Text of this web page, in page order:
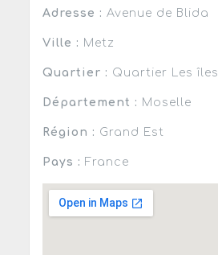
Adresse : Avenue de Blida
Ville : Metz
Quartier : Quartier Les îles
Département : Moselle
Région : Grand Est
Pays : France